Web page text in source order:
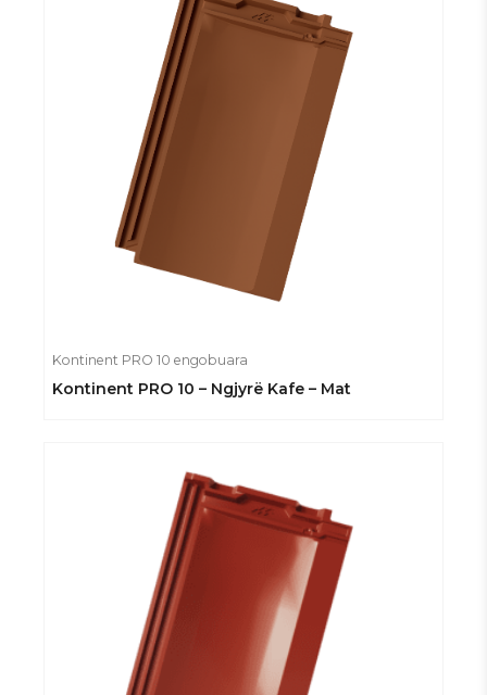
Kontinent PRO 10 engobuara
Kontinent PRO 10 – Ngjyrë Kafe – Mat